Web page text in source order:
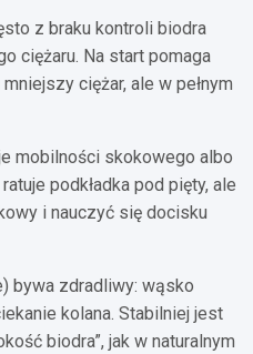
z braku kontroli biodra
ciężaru. Na start pomaga
ciężar, ale w pełnym
mobilności skokowego albo
podkładka pod pięty, ale
i nauczyć się docisku
bywa zdradliwy: wąsko
kolana. Stabilniej jest
biodra”, jak w naturalnym